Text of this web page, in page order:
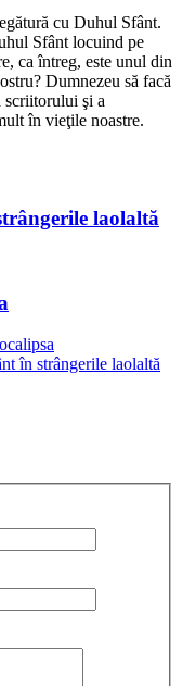
cu Duhul Sfânt.
Sfânt locuind pe
ca întreg, este unul din
Dumnezeu să facă
scriitorului şi a
în vieţile noastre.
laolaltă
în strângerile laolaltă